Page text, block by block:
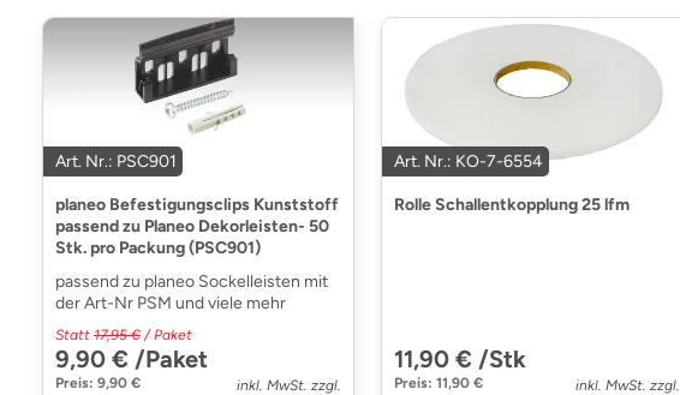
Art. Nr.: PSC901
planeo Befestigungsclips Kunststoff
passend zu Planeo Dekorleisten- 50
Stk. pro Packung (PSC901)
passend zu planeo Sockelleisten mit
der Art-Nr PSM und viele mehr
Statt 17,95 € / Paket
9,90 € /Paket
Preis: 9,90 €
inkl. MwSt. zzgl.
Art. Nr.: KO-7-6554
Rolle Schallentkopplung 25 lfm
11,90 € /Stk
Preis: 11,90 €
inkl. MwSt. zzgl.